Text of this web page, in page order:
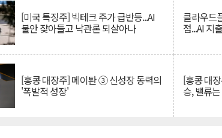
[미국 특징주] 빅테크 주가 급반등...AI
불안 잦아들고 낙관론 되살아나
클라우드
점...AI 지
[홍콩 대장주] 메이퇀 ③ 신성장 동력의
'폭발적 성장'
[홍콩 대
승, 밸류